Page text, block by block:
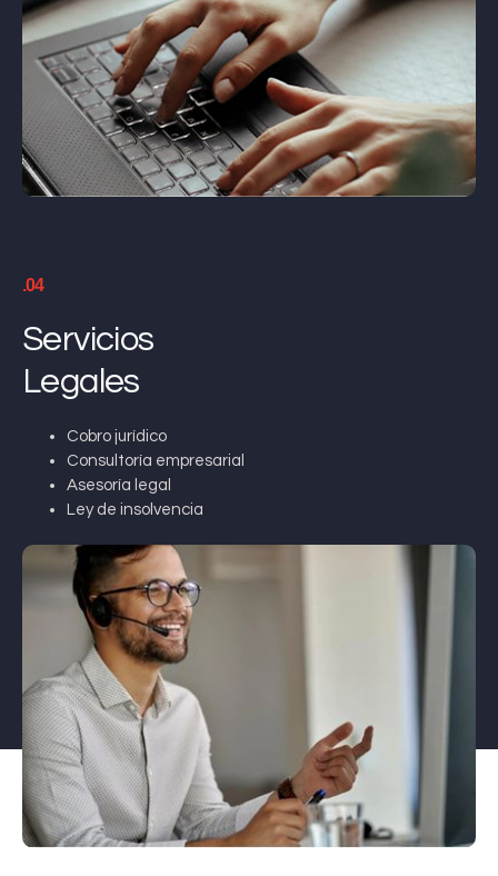
.04
Servicios
Legales
Cobro jurídico
Consultoría empresarial
Asesoría legal
Ley de insolvencia